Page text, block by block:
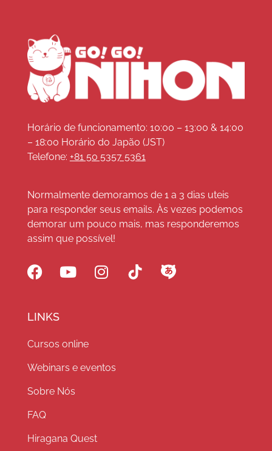
Horário de funcionamento: 10:00 – 13:00 & 14:00
– 18:00 Horário do Japão (JST)
Telefone: +81 50 5357 5361
Normalmente demoramos de 1 a 3 dias uteis
para responder seus emails. Às vezes podemos
demorar um pouco mais, mas responderemos
assim que possível!
LINKS
Cursos online
Webinars e eventos
Sobre Nós
FAQ
Hiragana Quest